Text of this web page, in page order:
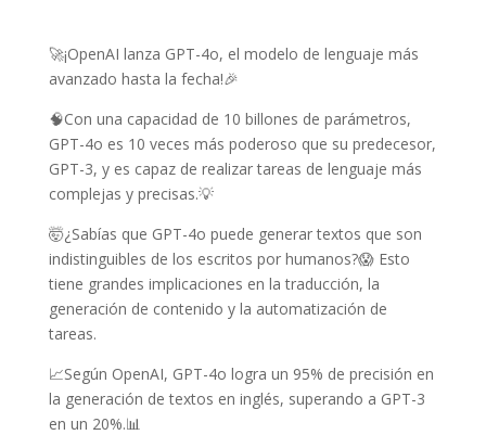
🚀¡OpenAI lanza GPT-4o, el modelo de lenguaje más
avanzado hasta la fecha!🎉
🧠Con una capacidad de 10 billones de parámetros,
GPT-4o es 10 veces más poderoso que su predecesor,
GPT-3, y es capaz de realizar tareas de lenguaje más
complejas y precisas.💡
🤯¿Sabías que GPT-4o puede generar textos que son
indistinguibles de los escritos por humanos?😱 Esto
tiene grandes implicaciones en la traducción, la
generación de contenido y la automatización de
tareas.
📈Según OpenAI, GPT-4o logra un 95% de precisión en
la generación de textos en inglés, superando a GPT-3
en un 20%.📊